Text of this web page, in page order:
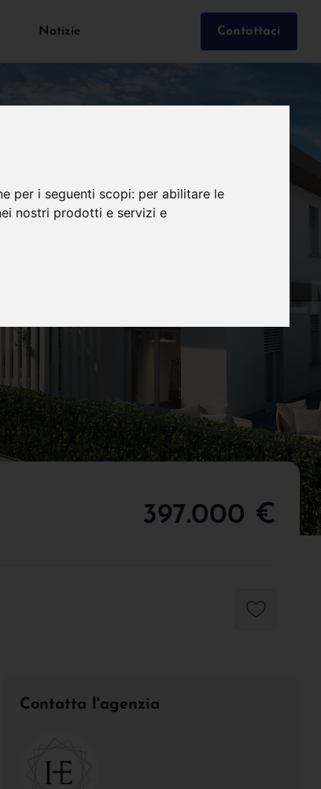
per i seguenti scopi: per abilitare le
nostri prodotti e servizi e
Notizie Contattaci
397.000 €
Contatta l'agenzia